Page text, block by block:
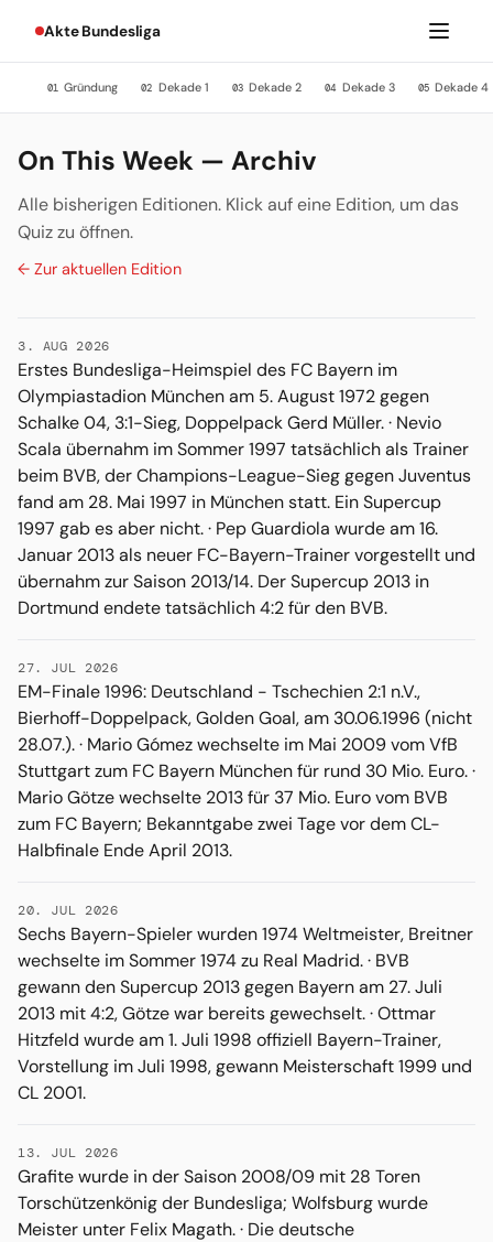
Akte Bundesliga
01 Gründung 02 Dekade 1 03 Dekade 2 04 Dekade 3 05 Dekade 4
On This Week — Archiv
Alle bisherigen Editionen. Klick auf eine Edition, um das
Quiz zu öffnen.
← Zur aktuellen Edition
3. AUG 2026
Erstes Bundesliga-Heimspiel des FC Bayern im
Olympiastadion München am 5. August 1972 gegen
Schalke 04, 3:1-Sieg, Doppelpack Gerd Müller. · Nevio
Scala übernahm im Sommer 1997 tatsächlich als Trainer
beim BVB, der Champions-League-Sieg gegen Juventus
fand am 28. Mai 1997 in München statt. Ein Supercup
1997 gab es aber nicht. · Pep Guardiola wurde am 16.
Januar 2013 als neuer FC-Bayern-Trainer vorgestellt und
übernahm zur Saison 2013/14. Der Supercup 2013 in
Dortmund endete tatsächlich 4:2 für den BVB.
27. JUL 2026
EM-Finale 1996: Deutschland - Tschechien 2:1 n.V.,
Bierhoff-Doppelpack, Golden Goal, am 30.06.1996 (nicht
28.07.). · Mario Gómez wechselte im Mai 2009 vom VfB
Stuttgart zum FC Bayern München für rund 30 Mio. Euro. ·
Mario Götze wechselte 2013 für 37 Mio. Euro vom BVB
zum FC Bayern; Bekanntgabe zwei Tage vor dem CL-
Halbfinale Ende April 2013.
20. JUL 2026
Sechs Bayern-Spieler wurden 1974 Weltmeister, Breitner
wechselte im Sommer 1974 zu Real Madrid. · BVB
gewann den Supercup 2013 gegen Bayern am 27. Juli
2013 mit 4:2, Götze war bereits gewechselt. · Ottmar
Hitzfeld wurde am 1. Juli 1998 offiziell Bayern-Trainer,
Vorstellung im Juli 1998, gewann Meisterschaft 1999 und
CL 2001.
13. JUL 2026
Grafite wurde in der Saison 2008/09 mit 28 Toren
Torschützenkönig der Bundesliga; Wolfsburg wurde
Meister unter Felix Magath. · Die deutsche